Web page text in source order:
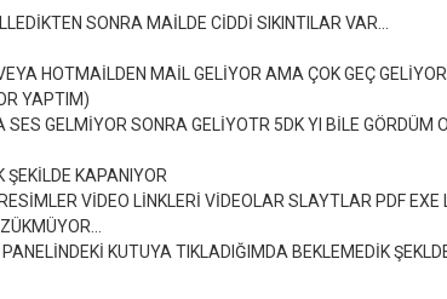
SONRA MAİLDE CİDDİ SIKINTILAR VAR...
HOTMAİLDEN MAİL GELİYOR AMA ÇOK GEÇ
YAPTIM)
GELMİYOR SONRA GELİYOTR 5DK YI BİLE GÖRDÜM O
KAPANIYOR
VİDEO LİNKLERİ VİDEOLAR SLAYTLAR PDF EXE
KUTUYA TIKLADIĞIMDA BEKLEMEDİK